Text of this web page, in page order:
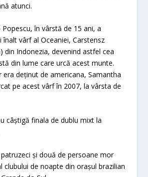
atunci.
Popescu, în vârstă de 15 ani, a
înalt vârf al Oceaniei, Carstensz
din Indonezia, devenind astfel cea
din lume care urcă acest munte.
era deținut de americana, Samantha
pe acest vârf în 2007, la vârsta de
câștigă finala de dublu mixt la
și două de persoane mor
clubului de noapte din orașul brazilian